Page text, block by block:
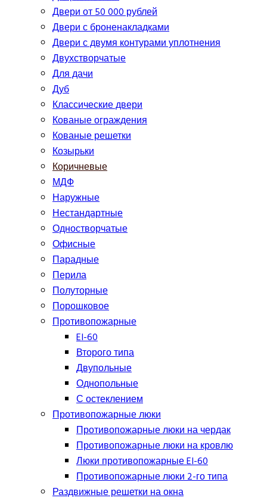
Двери от 50 000 рублей
Двери с броненакладками
Двери с двумя контурами уплотнения
Двухстворчатые
Для дачи
Дуб
Классические двери
Кованые ограждения
Кованые решетки
Козырьки
Коричневые
МДФ
Наружные
Нестандартные
Одностворчатые
Офисные
Парадные
Перила
Полуторные
Порошковое
Противопожарные
EI-60
Второго типа
Двупольные
Однопольные
С остеклением
Противопожарные люки
Противопожарные люки на чердак
Противопожарные люки на кровлю
Люки противопожарные EI-60
Противопожарные люки 2-го типа
Раздвижные решетки на окна